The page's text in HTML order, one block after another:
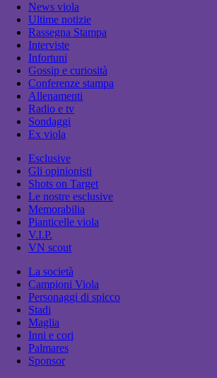
News viola
Ultime notizie
Rassegna Stampa
Interviste
Infortuni
Gossip e curiosità
Conferenze stampa
Allenamenti
Radio e tv
Sondaggi
Ex viola
Esclusive
Gli opinionisti
Shots on Target
Le nostre esclusive
Memorabilia
Pianticelle viola
V.I.P.
VN scout
La società
Campioni Viola
Personaggi di spicco
Stadi
Maglia
Inni e cori
Palmares
Sponsor